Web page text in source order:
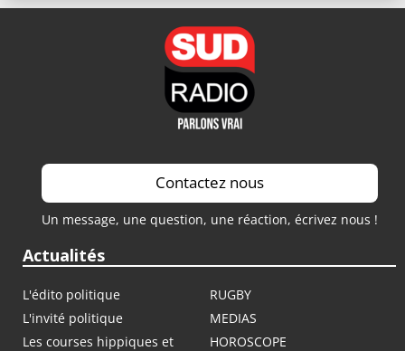
Contactez nous
Un message, une question, une réaction, écrivez nous !
Actualités
L'édito politique
RUGBY
L'invité politique
MEDIAS
Les courses hippiques et
HOROSCOPE